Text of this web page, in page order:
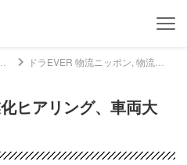
ヒアリング、車両大